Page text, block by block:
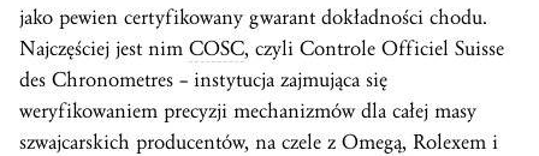
jako pewien certyfikowany gwarant dokładności chodu.
Najczęściej jest nim COSC, czyli Controle Officiel Suisse
des Chronometres – instytucja zajmująca się
weryfikowaniem precyzji mechanizmów dla całej masy
szwajcarskich producentów, na czele z Omegą, Rolexem i